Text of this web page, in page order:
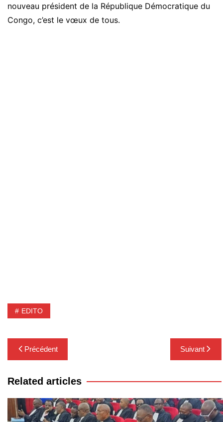
nouveau président de la République Démocratique du
Congo, c’est le vœux de tous.
EDITO
Navigation
de
l’article
Précédent Suivant
Related articles